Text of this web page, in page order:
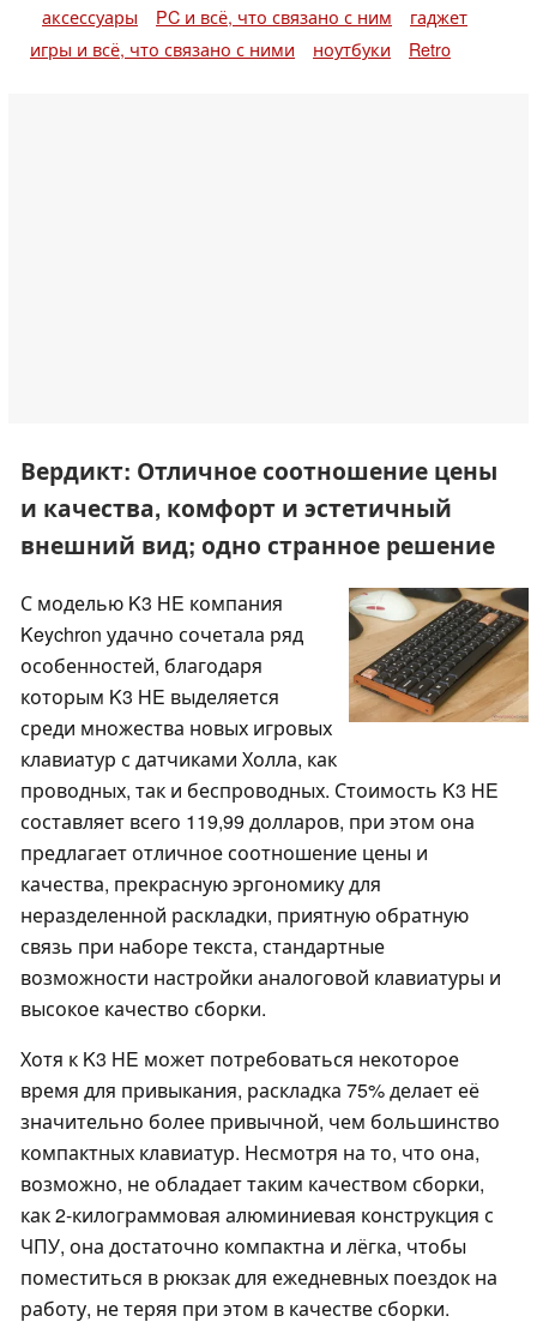
аксессуары PC и всё, что связано с ним
гаджет
игры и всё, что связано с ними
ноутбуки Retro
Вердикт: Отличное соотношение цены
и качества, комфорт и эстетичный
внешний вид; одно странное решение
С моделью K3 HE компания
Keychron удачно сочетала ряд
особенностей, благодаря
которым K3 HE выделяется
среди множества новых игровых
клавиатур с датчиками Холла, как
проводных, так и беспроводных. Стоимость K3 HE
составляет всего 119,99 долларов, при этом она
предлагает отличное соотношение цены и
качества, прекрасную эргономику для
неразделенной раскладки, приятную обратную
связь при наборе текста, стандартные
возможности настройки аналоговой клавиатуры и
высокое качество сборки.
Хотя к K3 HE может потребоваться некоторое
время для привыкания, раскладка 75% делает её
значительно более привычной, чем большинство
компактных клавиатур. Несмотря на то, что она,
возможно, не обладает таким качеством сборки,
как 2-килограммовая алюминиевая конструкция с
ЧПУ, она достаточно компактна и лёгка, чтобы
поместиться в рюкзак для ежедневных поездок на
работу, не теряя при этом в качестве сборки.